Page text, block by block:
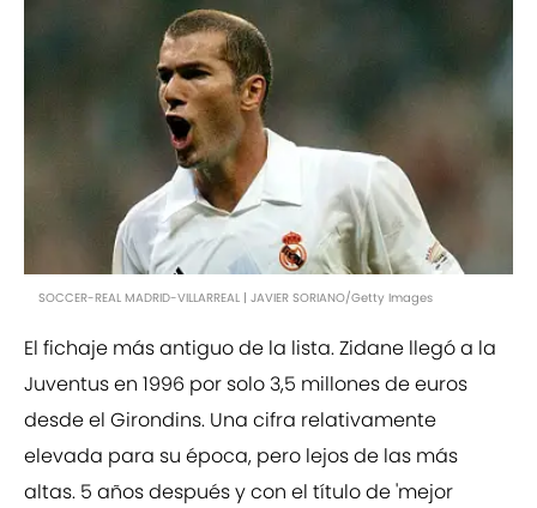
SOCCER-REAL MADRID-VILLARREAL | JAVIER SORIANO/Getty Images
El fichaje más antiguo de la lista. Zidane llegó a la
Juventus en 1996 por solo 3,5 millones de euros
desde el Girondins. Una cifra relativamente
elevada para su época, pero lejos de las más
altas. 5 años después y con el título de 'mejor